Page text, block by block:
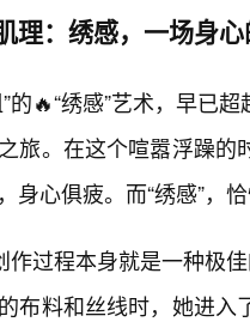
理：绣感，一场身
的🔥“绣感”艺术，早已
旅。在这个喧嚣浮躁
身心俱疲。而“绣感”，
作过程本身就是一种极
布料和丝线时，她进